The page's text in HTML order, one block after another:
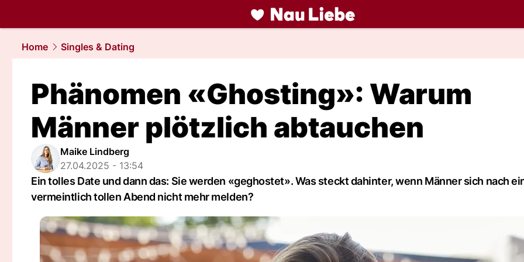
liebe.NAU.ch
Home
Singles & Dating
Phänomen «Ghosting»: Warum
Männer plötzlich abtauchen
Maike Lindberg
27.04.2025 - 13:54
Ein tolles Date und dann das: Sie werden «geghostet». Was steckt dahinter, wenn Männer sich nach
vermeintlich tollen Abend nicht mehr melden?